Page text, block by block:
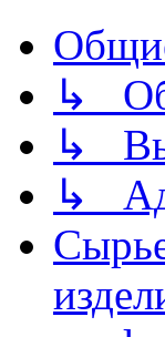
↳
↳
↳